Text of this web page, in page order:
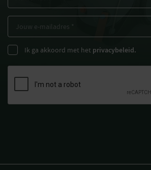
Ik ga akkoord met het privacybeleid.